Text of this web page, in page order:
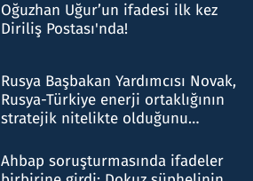
Oğuzhan Uğur’un ifadesi ilk kez
Diriliş Postası'nda!
Rusya Başbakan Yardımcısı Novak,
Rusya-Türkiye enerji ortaklığının
stratejik nitelikte olduğunu
Ahbap soruşturmasında ifadeler